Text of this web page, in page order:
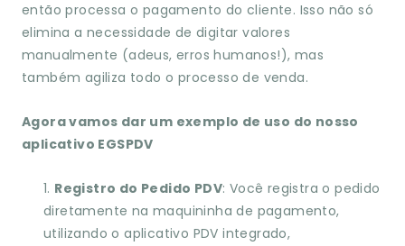
então processa o pagamento do cliente. Isso não só
elimina a necessidade de digitar valores
manualmente (adeus, erros humanos!), mas
também agiliza todo o processo de venda.
Agora vamos dar um exemplo de uso do nosso
aplicativo EGSPDV
Registro do Pedido PDV: Você registra o pedido
diretamente na maquininha de pagamento,
utilizando o aplicativo PDV integrado,